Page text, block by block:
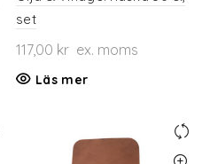
set
117,00 kr ex. moms
Läs mer